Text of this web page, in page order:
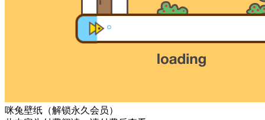
咪兔壁纸（解锁永久会员）